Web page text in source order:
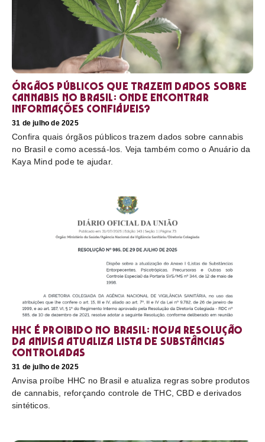
Órgãos públicos que trazem dados sobre
cannabis no Brasil: onde encontrar
informações confiáveis?
31 de julho de 2025
Confira quais órgãos públicos trazem dados sobre cannabis
no Brasil e como acessá-los. Veja também como o Anuário da
Kaya Mind pode te ajudar.
HHC é proibido no Brasil: nova resolução
da Anvisa atualiza lista de substâncias
controladas
31 de julho de 2025
Anvisa proíbe HHC no Brasil e atualiza regras sobre produtos
de cannabis, reforçando controle de THC, CBD e derivados
sintéticos.